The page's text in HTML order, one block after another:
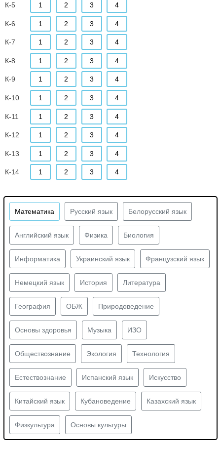
К-5 1 2 3 4
К-6 1 2 3 4
К-7 1 2 3 4
К-8 1 2 3 4
К-9 1 2 3 4
К-10 1 2 3 4
К-11 1 2 3 4
К-12 1 2 3 4
К-13 1 2 3 4
К-14 1 2 3 4
Математика Русский язык Белорусский язык
Английский язык Физика Биология
Информатика Украинский язык Французский язык
Немецкий язык История Литература
География ОБЖ Природоведение
Основы здоровья Музыка ИЗО
Обществознание Экология Технология
Естествознание Испанский язык Искусство
Китайский язык Кубановедение Казахский язык
Физкультура Основы культуры